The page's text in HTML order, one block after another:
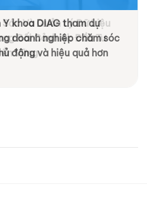
khoa DIAG tham dự
doanh nghiệp chăm sóc
động và hiệu quả hơn